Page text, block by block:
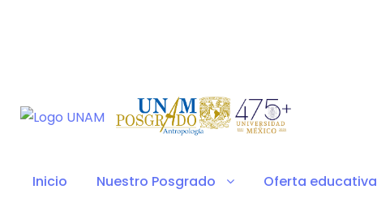
Inicio Nuestro Posgrado Oferta educativa